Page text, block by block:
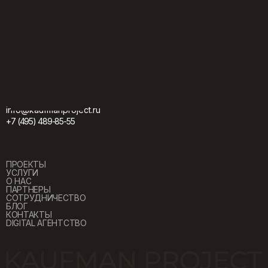
info@kaufmanproject.ru
+7 (495) 489-85-55
ПРОЕКТЫ
ПРОЕКТЫ
УСЛУГИ
УСЛУГИ
О НАС
О НАС
ПАРТНЕРЫ
ПАРТНЕРЫ
СОТРУДНИЧЕСТВО
СОТРУДНИЧЕСТВО
БЛОГ
БЛОГ
КОНТАКТЫ
КОНТАКТЫ
DIGITAL АГЕНТСТВО